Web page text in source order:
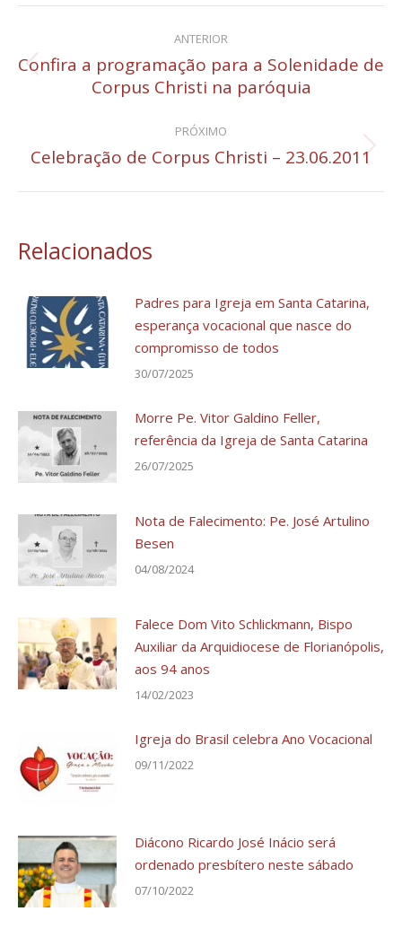
Navegação
de
post:
ANTERIOR
Post
anterior:
Confira a programação para a Solenidade de
Corpus Christi na paróquia
PRÓXIMO
Próximo
Celebração de Corpus Christi – 23.06.2011
Relacionados
Padres para Igreja em Santa Catarina,
esperança vocacional que nasce do
compromisso de todos
30/07/2025
Morre Pe. Vitor Galdino Feller,
referência da Igreja de Santa Catarina
26/07/2025
Nota de Falecimento: Pe. José Artulino
Besen
04/08/2024
Falece Dom Vito Schlickmann, Bispo
Auxiliar da Arquidiocese de Florianópolis,
aos 94 anos
14/02/2023
Igreja do Brasil celebra Ano Vocacional
09/11/2022
Diácono Ricardo José Inácio será
ordenado presbítero neste sábado
07/10/2022